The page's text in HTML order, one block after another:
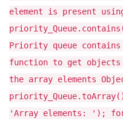
element is present
Priority queue
function to get objects
the array elements
'Array elements: ');